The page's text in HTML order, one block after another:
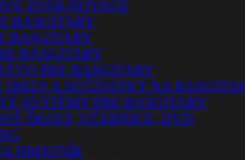
ZOSILŇOVAČE
BASGITARY
BASGITARY
BASGITARY
PRE BASGITARY
DIELY A SÚČIASTKY NA
SYSTÉMY PRE BASGITARY
ŠKOLY, UČEBNICE, DVD
HMATNÍK